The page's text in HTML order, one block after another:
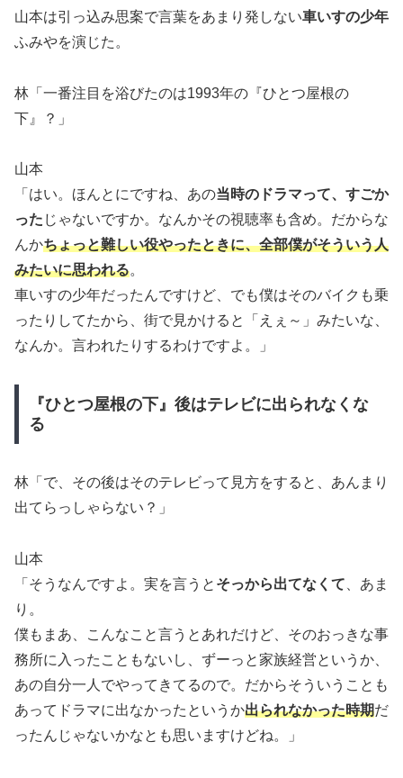
山本は引っ込み思案で言葉をあまり発しない車いすの少年
ふみやを演じた。
林「一番注目を浴びたのは1993年の『ひとつ屋根の
下』？」
山本
「はい。ほんとにですね、あの当時のドラマって、すごか
った じゃないですか。なんかその視聴率も含め。だからな
んかちょっと難しい役やったときに、全部僕がそういう人
みたいに思われる。
車いすの少年だったんですけど、でも僕はそのバイクも乗
ったりしてたから、街で見かけると「えぇ～」みたいな、
なんか。言われたりするわけですよ。」
『ひとつ屋根の下』後はテレビに出られなくな
る
林「で、その後はそのテレビって見方をすると、あんまり
出てらっしゃらない？」
山本
「そうなんですよ。実を言うと そっから出てなくて 、あま
り。
僕もまあ、こんなこと言うとあれだけど、そのおっきな事
務所に入ったこともないし、ずーっと家族経営というか、
あの自分一人でやってきてるので。だからそういうことも
あってドラマに出なかったというか出られなかった時期だ
ったんじゃないかなとも思いますけどね。」